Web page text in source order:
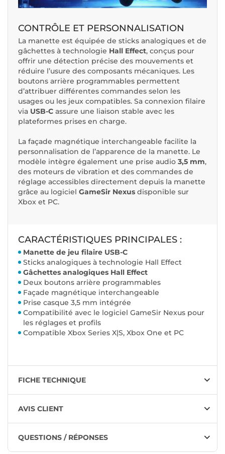
CONTRÔLE ET PERSONNALISATION
La manette est équipée de sticks analogiques et de
gâchettes à technologie Hall Effect, conçus pour
offrir une détection précise des mouvements et
réduire l’usure des composants mécaniques. Les
boutons arrière programmables permettent
d’attribuer différentes commandes selon les
usages ou les jeux compatibles. Sa connexion filaire
via USB-C assure une liaison stable avec les
plateformes prises en charge.
La façade magnétique interchangeable facilite la
personnalisation de l’apparence de la manette. Le
modèle intègre également une prise audio 3,5 mm,
des moteurs de vibration et des commandes de
réglage accessibles directement depuis la manette
grâce au logiciel GameSir Nexus disponible sur
Xbox et PC.
CARACTÉRISTIQUES PRINCIPALES :
Manette de jeu filaire USB-C
Sticks analogiques à technologie Hall Effect
Gâchettes analogiques Hall Effect
Deux boutons arrière programmables
Façade magnétique interchangeable
Prise casque 3,5 mm intégrée
Compatibilité avec le logiciel GameSir Nexus pour
les réglages et profils
Compatible Xbox Series X|S, Xbox One et PC
FICHE TECHNIQUE
AVIS CLIENT
QUESTIONS / RÉPONSES